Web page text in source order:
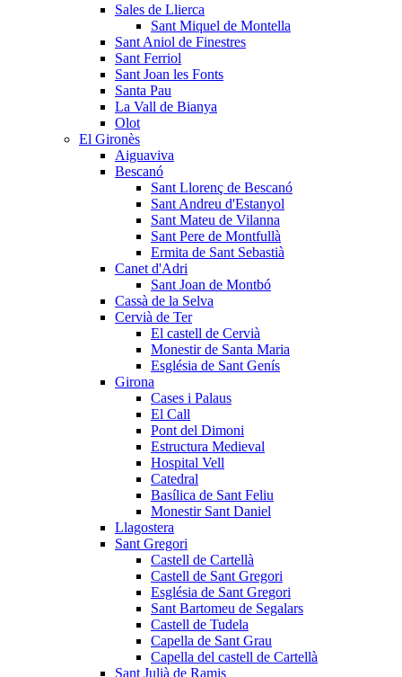
Sales de Llierca
Sant Miquel de Montella
Sant Aniol de Finestres
Sant Ferriol
Sant Joan les Fonts
Santa Pau
La Vall de Bianya
Olot
El Gironès
Aiguaviva
Bescanó
Sant Llorenç de Bescanó
Sant Andreu d'Estanyol
Sant Mateu de Vilanna
Sant Pere de Montfullà
Ermita de Sant Sebastià
Canet d'Adri
Sant Joan de Montbó
Cassà de la Selva
Cervià de Ter
El castell de Cervià
Monestir de Santa Maria
Església de Sant Genís
Girona
Cases i Palaus
El Call
Pont del Dimoni
Estructura Medieval
Hospital Vell
Catedral
Basílica de Sant Feliu
Monestir Sant Daniel
Llagostera
Sant Gregori
Castell de Cartellà
Castell de Sant Gregori
Església de Sant Gregori
Sant Bartomeu de Segalars
Castell de Tudela
Capella de Sant Grau
Capella del castell de Cartellà
Sant Julià de Ramis